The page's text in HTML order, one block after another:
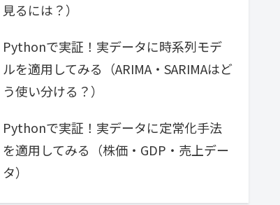
見るには？）
Pythonで実証！実データに時系列モデ
ルを適用してみる（ARIMA・SARIMAはど
う使い分ける？）
Pythonで実証！実データに定常化手法
を適用してみる（株価・GDP・売上デー
タ）